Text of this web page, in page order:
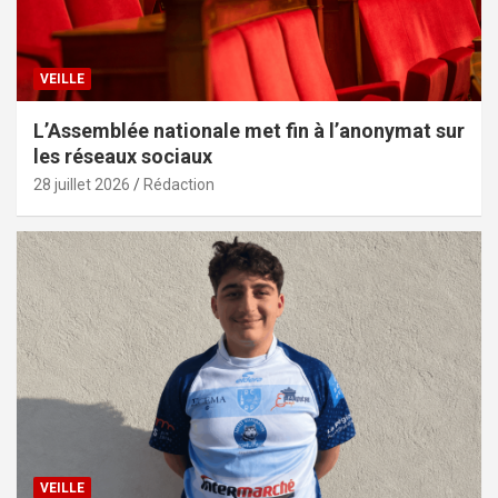
VEILLE
L’Assemblée nationale met fin à l’anonymat sur
les réseaux sociaux
28 juillet 2026 Rédaction
VEILLE